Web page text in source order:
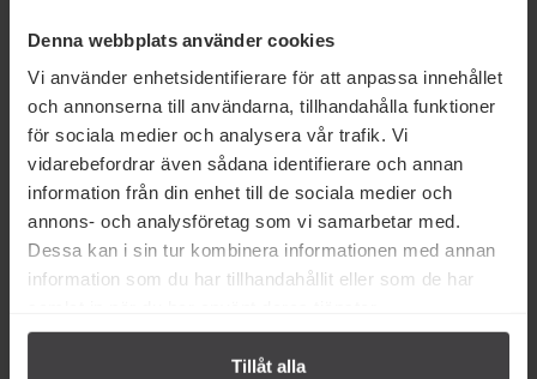
Denna webbplats använder cookies
Vi använder enhetsidentifierare för att anpassa innehållet
och annonserna till användarna, tillhandahålla funktioner
för sociala medier och analysera vår trafik. Vi
vidarebefordrar även sådana identifierare och annan
information från din enhet till de sociala medier och
annons- och analysföretag som vi samarbetar med.
Dessa kan i sin tur kombinera informationen med annan
information som du har tillhandahållit eller som de har
Tillåt alla
Från samma varumärke
Eko
Zeta Ekologiska Stora Vita Bönor